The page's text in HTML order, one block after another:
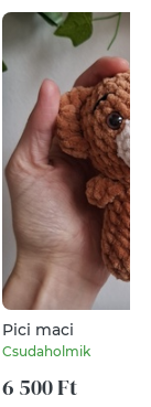
Pici maci
Csudaholmik
6 500 Ft